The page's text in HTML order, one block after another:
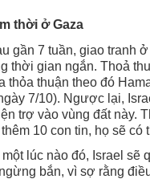
thời ở Gaza
gần 7 tuần, giao tranh
thời gian ngắn. Thoả
thỏa thuận theo đó
7/10). Ngược lại,
trợ vào vùng đất này.
10 con tin, họ sẽ
lúc nào đó, Israel sẽ
bắn, vì sợ rằng